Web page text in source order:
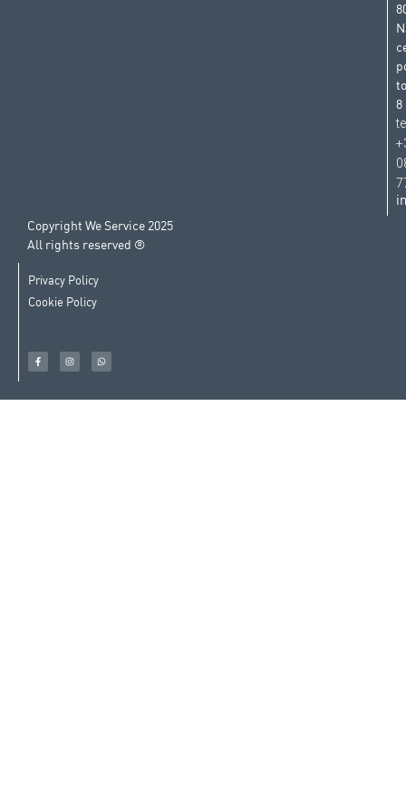
8
Copyright We Service 2025
All rights reserved ®
Privacy Policy
Cookie Policy